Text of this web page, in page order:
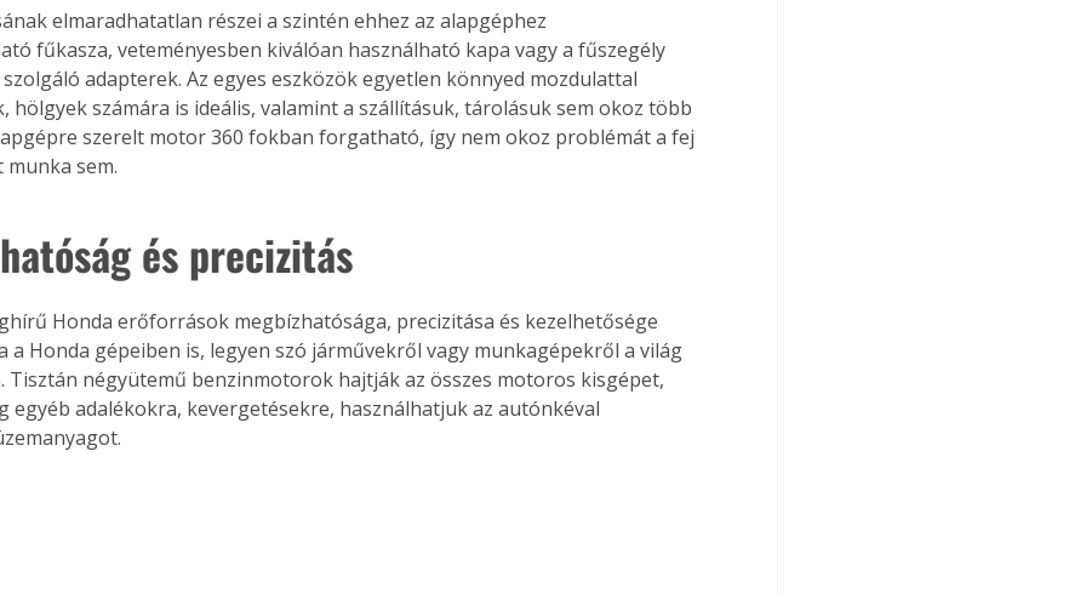
elmaradhatatlan részei a szintén ehhez az alapgéphez
fűkasza, veteményesben kiválóan használható kapa vagy a fűszegély
adapterek. Az egyes eszközök egyetlen könnyed mozdulattal
hölgyek számára is ideális, valamint a szállításuk, tárolásuk sem okoz több
szerelt motor 360 fokban forgatható, így nem okoz problémát a fej
sem.
és precizitás
Honda erőforrások megbízhatósága, precizitása és kezelhetősége
a Honda gépeiben is, legyen szó járművekről vagy munkagépekről a világ
Tisztán négyütemű benzinmotorok hajtják az összes motoros kisgépet,
egyéb adalékokra, kevergetésekre, használhatjuk az autónkéval